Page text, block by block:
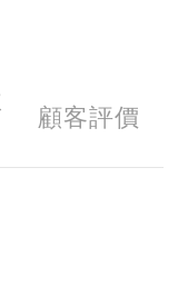
顧客評價